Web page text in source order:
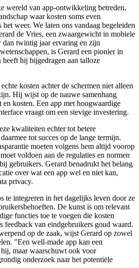
wereld van app-ontwikkeling betreden,
waar kosten soms even
weer. We laten ons vandaag begeleiden
de Vries, een zwaargewicht in mobiele
dan twintig jaar ervaring en zijn
is Gerard een pionier in
hij bijgedragen aan talloze
kosten achter de schermen niet alleen
Hij wijst op de nauwe samenhang
kosten. Een app met hoogwaardige
vraagt om een stevige investering.
kwaliteiten echter tot betere
tot succes op de lange termijn.
moeten volgens hem altijd voorop
voldoen aan de regulaties en normen
gebruikers. Gerard benadrukt het belang
over wat een app wel en niet kan,
privacy.
te integreren in het dagelijks leven door ze
De kunst is om relevant
functies toe te voegen die kosten
feedback van eindgebruikers goud waard.
op de zaak, wijst Gerard op zowel
"Een well-made app kan een
maar waarschuwt ook voor
onderzoek naar het potentiële